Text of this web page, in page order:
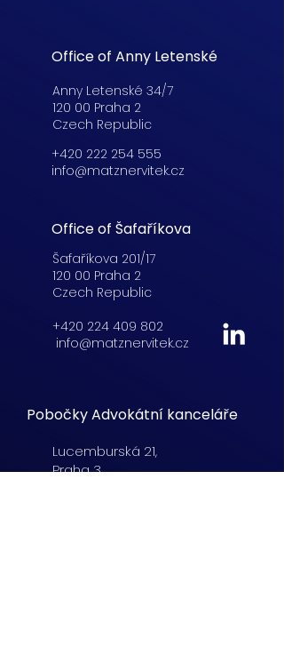
Office of Anny Letenské
Anny Letenské 34/7
120 00 Praha 2
Czech Republic
+420 222 254 555
info@matznervitek.cz
Office of Šafaříkova
Šafaříkova 201/17
120 00 Praha 2
Czech Republic
+420 224 409 802
info@matznervitek.cz
Pobočky Advokátní kanceláře
Lucemburská 21,
Praha 3